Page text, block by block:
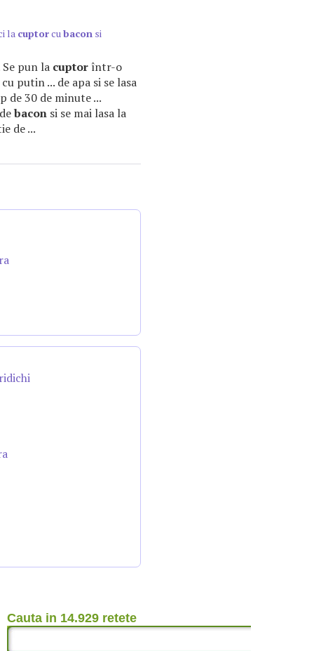
la cuptorcubacon si
Se pun la cuptor într-o
putin ... de apa si se lasa
de 30 de minute ...
bacon si se mai lasa la
de ...
Cauta in 14.929 retete